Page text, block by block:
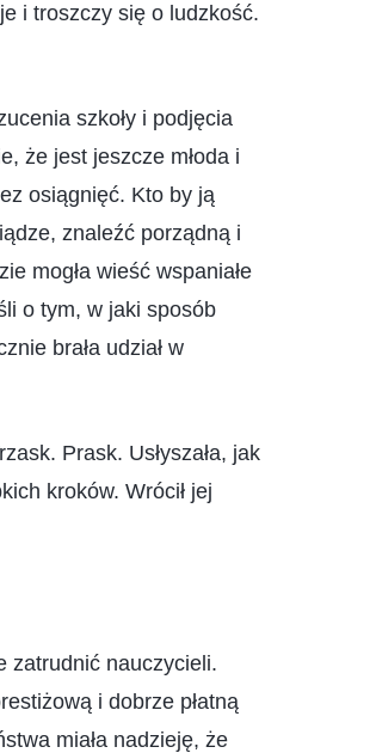
i troszczy się o ludzkość.
szkoły i podjęcia
że jest jeszcze młoda i
osiągnięć. Kto by ją
znaleźć porządną i
mogła wieść wspaniałe
o tym, w jaki sposób
brała udział w
Prask. Usłyszała, jak
kroków. Wrócił jej
zatrudnić nauczycieli.
i dobrze płatną
miała nadzieję, że